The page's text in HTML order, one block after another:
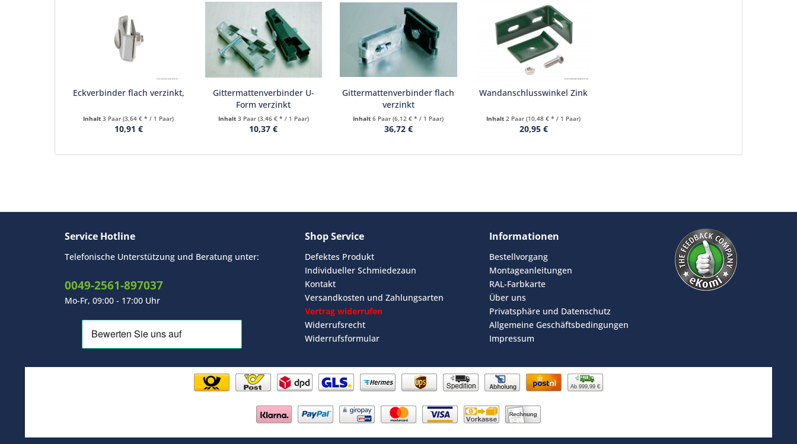
Eckverbinder flach verzinkt,
Inhalt3 Paar(3,64 € * / 1 Paar)
10,91 €
Gittermattenverbinder U-
Form verzinkt
Inhalt 3 Paar (3,46 € * / 1 Paar)
10,37 €
Gittermattenverbinder flach
verzinkt
Inhalt6 Paar(6,12 € * / 1 Paar)
36,72 €
Wandanschlusswinkel Zink
Inhalt2 Paar(10,48 € * / 1 Paar)
20,95 €
Service Hotline
Telefonische Unterstützung und Beratung unter:
0049-2561-897037
Mo-Fr, 09:00 - 17:00 Uhr
Shop Service
Defektes Produkt
Individueller Schmiedezaun
Kontakt
Versandkosten und Zahlungsarten
Vertrag widerrufen
Widerrufsrecht
Widerrufsformular
Informationen
Bestellvorgang
Montageanleitungen
RAL-Farbkarte
Über uns
Privatsphäre und Datenschutz
Allgemeine Geschäftsbedingungen
Impressum
Ab 999,99 €